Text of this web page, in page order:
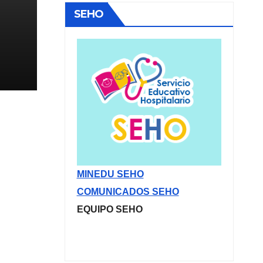
SEHO
MINEDU SEHO
COMUNICADOS SEHO
EQUIPO SEHO